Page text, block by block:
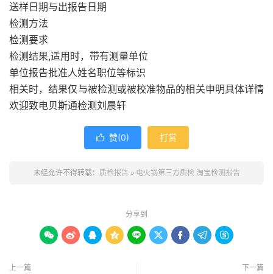
送样日期与出报告日期
检测方法
检测要求
检测结果,适用时，带有测量单位
单位报告批准人姓名职位等标识
相关时，结果仅与被检测或被校准物品的相关申明具体详情
欢迎致电贝斯通检测刘晨轩
 赞(0) 打赏
未经允许不得转载： 质检报告 » 电火锅第三方质检 淘宝检测报告
分享到
        
上一篇 下一篇